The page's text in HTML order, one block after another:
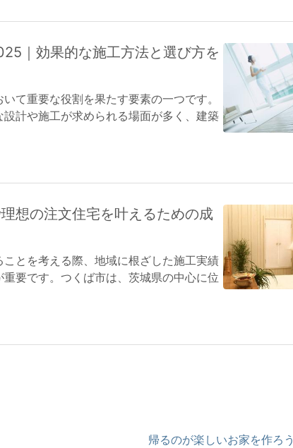
｜効果的な施工方法と選び方を
て重要な役割を果たす要素の一つです。
計や施工が求められる場面が多く、建築
想の注文住宅を叶えるための成
とを考える際、地域に根ざした施工実績
要です。つくば市は、茨城県の中心に位
帰るのが楽しいお家を作ろう